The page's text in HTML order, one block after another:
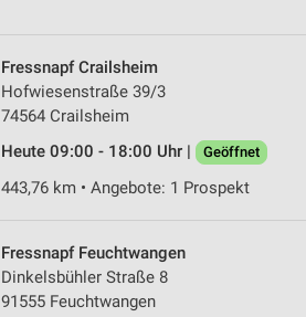
Fressnapf Crailsheim
Hofwiesenstraße 39/3
74564 Crailsheim
Heute 09:00 - 18:00 Uhr |
Geöffnet
443,76 km • Angebote: 1 Prospekt
Fressnapf Feuchtwangen
Dinkelsbühler Straße 8
91555 Feuchtwangen